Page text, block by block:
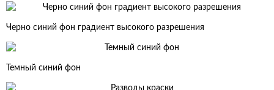
Черно синий фон градиент высокого разрешения
Темный синий фон